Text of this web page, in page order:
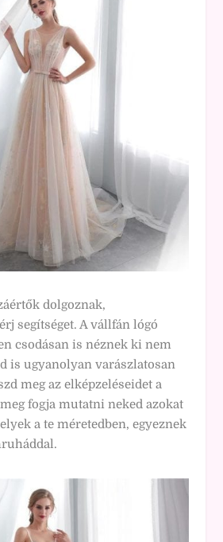
dolgoznak,
segítséget. A vállfán lógó
csodásan is néznek ki nem
is ugyanolyan varászlatosan
meg az elképzeléseidet a
fogja mutatni neked azokat
a te méretedben, egyeznek